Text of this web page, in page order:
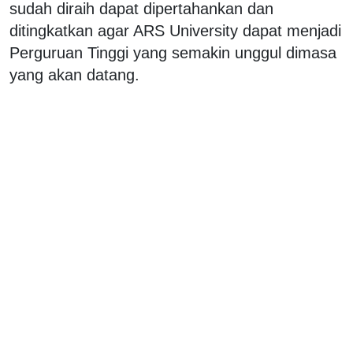
sudah diraih dapat dipertahankan dan
ditingkatkan agar ARS University dapat menjadi
Perguruan Tinggi yang semakin unggul dimasa
yang akan datang.